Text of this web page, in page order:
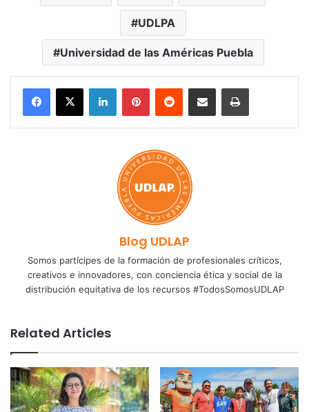
UDLPA
Universidad de las Américas Puebla
LinkedInPinterestReddit Share via Email Print
Blog UDLAP
Somos partícipes de la formación de profesionales críticos,
creativos e innovadores, con conciencia ética y social de la
distribución equitativa de los recursos #TodosSomosUDLAP
Related Articles